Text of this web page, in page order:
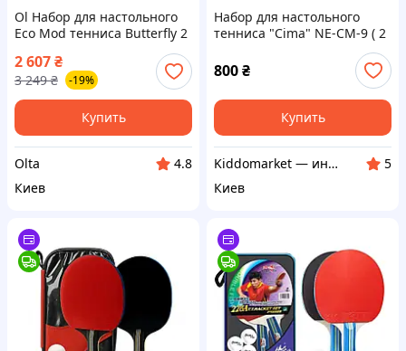
Ol Набор для настольного
Eco Mod тенниса Butterfly 2
начинающих и среднего
уров TOP22-G
2 607₴
3 249 ₴ -19%
Купить
Olta
4.8
Киев
Набор для настольного
тенниса "Cima" NE-CM-9 ( 2
ракетки, 3 шарика, чехол)
800₴
Купить
Kiddomarket — интернет-магазин детских игрушек в Украине
5
Киев